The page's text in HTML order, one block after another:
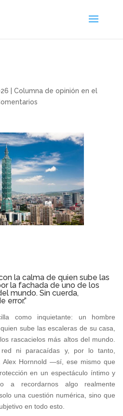
Columna de opinión en el
la calma de quien sube las
la fachada de uno de los
mundo. Sin cuerda,
error.”
como inquietante: un hombre
sube las escaleras de su casa,
rascacielos más altos del mundo.
ni paracaídas y, por lo tanto,
Alex Hornnold —sí, ese mismo que
en un espectáculo íntimo y
a recordarnos algo realmente
una cuestión numérica, sino que
en todo esto.